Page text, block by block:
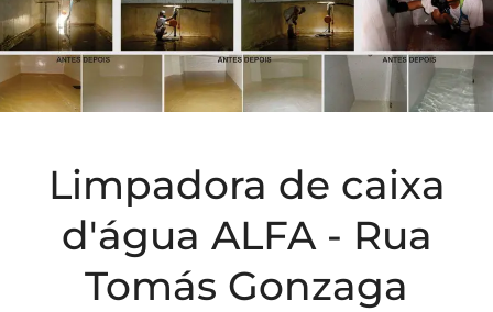
Limpadora de caixa
d'água ALFA - Rua
Tomás Gonzaga